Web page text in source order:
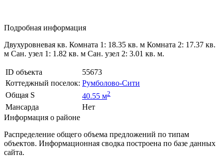
Подробная информация
Двухуровневая кв. Комната 1: 18.35 кв. м Комната 2: 17.37 кв.
м Сан. узел 1: 1.82 кв. м Сан. узел 2: 3.01 кв. м.
ID объекта
55673
Коттеджный поселок: Румболово-Сити
Общая S
40.55 м2
Мансарда
Нет
Информация о районе
Распределение общего объема предложений по типам
объектов. Информационная сводка построена по базе данных
сайта.